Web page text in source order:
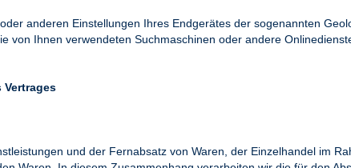
anderen Einstellungen Ihres Endgerätes der sogenannten
von Ihnen verwendeten Suchmaschinen oder andere
und der Fernabsatz von Waren, der Einzelhandel im